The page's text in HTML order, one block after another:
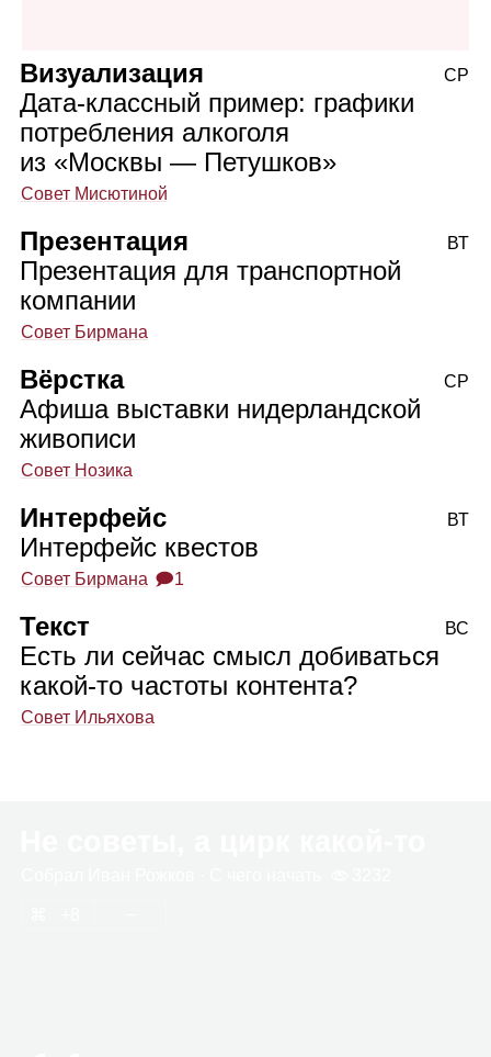
Визуализация
Дата‑классный пример: графики
потребления алкоголя
из «Москвы — Петушков»
Совет Мисютиной
СР
Презентация
Презентация для транспортной
компании
Совет Бирмана
ВТ
Вёрстка
Афиша выставки нидерландской
живописи
Совет Нозика
СР
Интерфейс
Интерфейс квестов
Совет Бирмана 🗩1
ВТ
Текст
Есть ли сейчас смысл добиваться
какой‑то частоты контента?
Совет Ильяхова
ВС